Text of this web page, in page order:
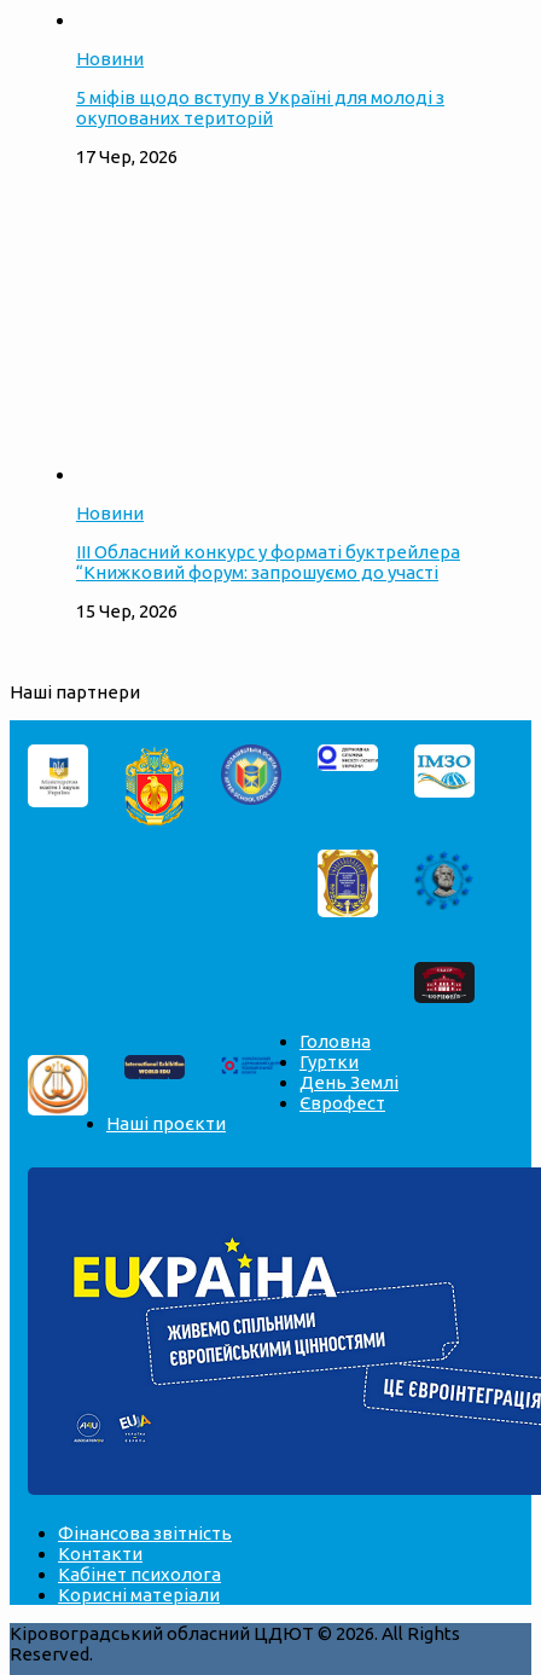
Новини
5 міфів щодо вступу в Україні для молоді з
окупованих територій
17 Чер, 2026
Новини
ІІІ Обласний конкурс у форматі буктрейлера
“Книжковий форум: запрошуємо до участі
15 Чер, 2026
Наші партнери
Головна
Гуртки
День Землі
Єврофест
Наші проєкти
Фінансова звітність
Контакти
Кабінет психолога
Корисні матеріали
Кіровоградський обласний ЦДЮТ © 2026. All Rights
Reserved.